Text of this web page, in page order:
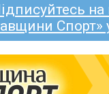
на
Спорт»